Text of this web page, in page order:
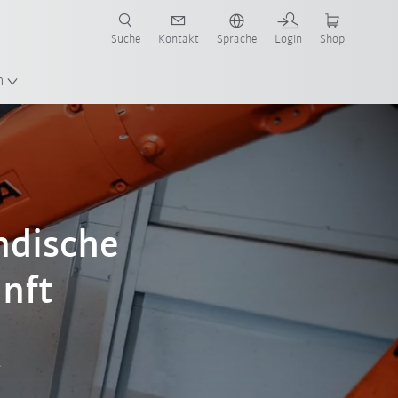
Suche Kontakt Sprache Login Shop